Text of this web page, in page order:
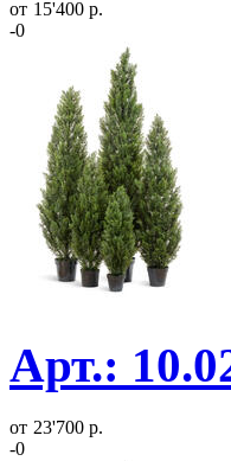
от 15'400 р.
-0
Арт.:
от 23'700 р.
-0